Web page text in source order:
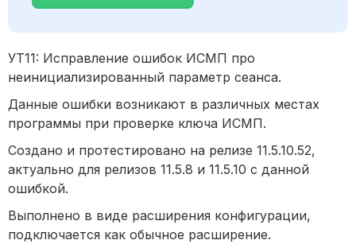
УТ11: Исправление ошибок ИСМП про
неинициализированный параметр сеанса.
Данные ошибки возникают в различных местах
программы при проверке ключа ИСМП.
Создано и протестировано на релизе 11.5.10.52,
актуально для релизов 11.5.8 и 11.5.10 с данной
ошибкой.
Выполнено в виде расширения конфигурации,
подключается как обычное расширение.